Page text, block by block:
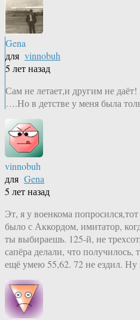
Gena
для vinnobuh
5 лет назад
Сам не летает,и другим не даёт!
….Но в детстве у меня была
vinnobuh
для Gena
5 лет назад
Эт, я у военкома
было с Аккордом, имитатор,
ты выбираешь. 125-й, не
сапёра делали, что
ещё умею 55,62. 72 не ездил.